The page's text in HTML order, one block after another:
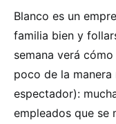
Blanco es un
familia bien y
semana verá
poco de la
espectador):
empleados que se